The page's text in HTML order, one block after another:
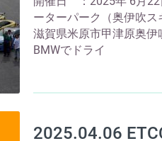
ーターパーク（奥伊吹
滋賀県米原市甲津原奥伊
BMWでドライ
2025.04.06